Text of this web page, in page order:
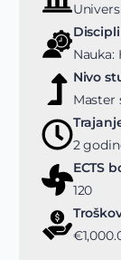
Nauka:
Nivo
Master
2
ECTS
120